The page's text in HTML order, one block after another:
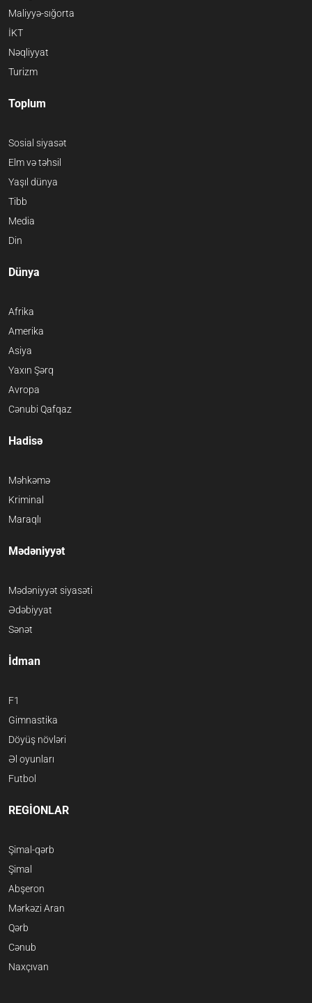
Maliyyə-sığorta
İKT
Nəqliyyat
Turizm
Toplum
Sosial siyasət
Elm və təhsil
Yaşıl dünya
Tibb
Media
Din
Dünya
Afrika
Amerika
Asiya
Yaxın Şərq
Avropa
Cənubi Qafqaz
Hadisə
Məhkəmə
Kriminal
Maraqlı
Mədəniyyət
Mədəniyyət siyasəti
Ədəbiyyat
Sənət
İdman
F1
Gimnastika
Döyüş növləri
Əl oyunları
Futbol
REGİONLAR
Şimal-qərb
Şimal
Abşeron
Mərkəzi Aran
Qərb
Cənub
Naxçıvan